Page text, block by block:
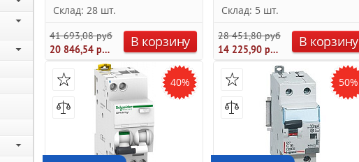
Склад: 28 шт.
41 693,08 руб.
20 846,54 руб.
В корзину
Склад: 5 шт.
28 451,80 руб.
14 225,90 руб.
В корзину
40% 50%